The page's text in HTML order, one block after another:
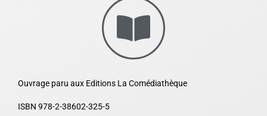
Ouvrage paru aux Editions La Comédiathèque
ISBN 978-2-38602-325-5